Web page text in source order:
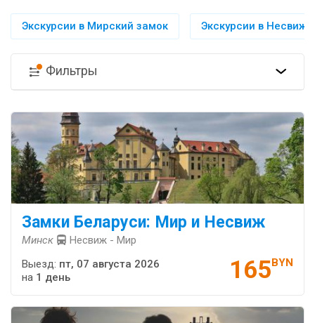
Экскурсии в Мирский замок Экскурсии в Несвиж
Фильтры
Замки Беларуси: Мир и Несвиж
Минск Несвиж - Мир
165BYN
Выезд: пт, 07 августа 2026
на 1 день